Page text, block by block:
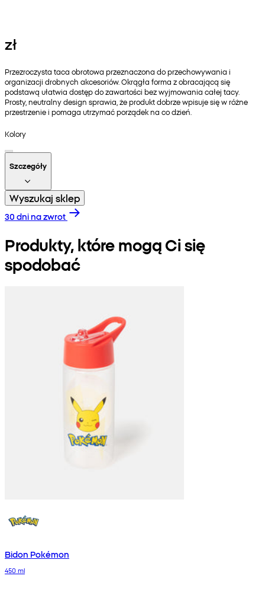
zł
Przezroczysta taca obrotowa przeznaczona do przechowywania i
organizacji drobnych akcesoriów. Okrągła forma z obracającą się
podstawą ułatwia dostęp do zawartości bez wyjmowania całej tacy.
Prosty, neutralny design sprawia, że produkt dobrze wpisuje się w różne
przestrzenie i pomaga utrzymać porządek na co dzień.
Kolory
Szczegóły
Wyszukaj sklep
30 dni na zwrot
Produkty, które mogą Ci się
spodobać
Bidon Pokémon
450 ml